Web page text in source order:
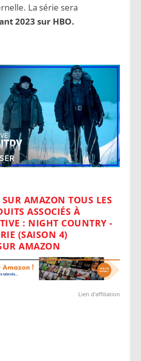
La série sera
2023 sur HBO.
SUR AMAZON TOUS LES
ASSOCIÉS À
: NIGHT COUNTRY -
(SAISON 4)
AMAZON
Lien d'affiliation